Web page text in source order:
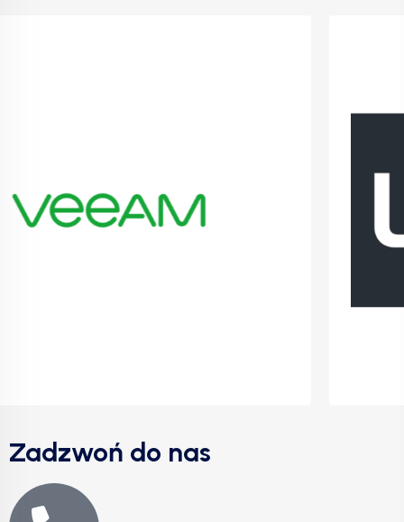
Zadzwoń do nas